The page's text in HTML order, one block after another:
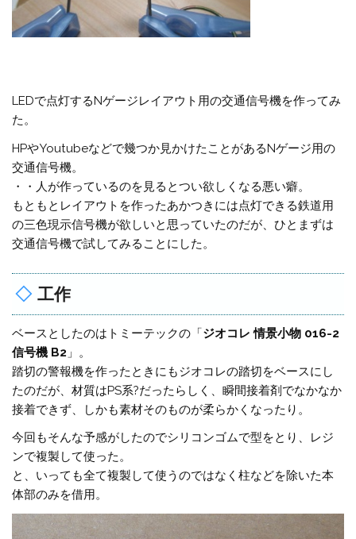
LEDで点灯するNゲージレイアウト用の交通信号機を作ってみ
た。
HPやYoutubeなどで幾つか見かけたことがあるNゲージ用の
交通信号機。
・・人が作っているのを見るとつい欲しくなる悪い癖。
もともとレイアウトを作ったあかつきには点灯できる鉄道用
の三色現示信号機が欲しいと思っていたのだが、ひとまずは
交通信号機で試してみることにした。
工作
ベースとしたのはトミーテックの「ジオコレ 情景小物 016-2
信号機 B2 」。
踏切の警報機を作ったときにもジオコレの踏切をベースにし
たのだが、材質はPS系?だったらしく、瞬間接着剤でなかなか
接着できず、しかも素材そのものが柔らかくなったり。
今回もそんな予感がしたのでシリコンゴムで型をとり、レジ
ンで複製して使った。
と、いっても全て複製して使うのではなく柱などを除いた本
体部のみを借用。